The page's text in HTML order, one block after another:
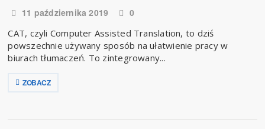
11 października 2019
0
CAT, czyli Computer Assisted Translation, to dziś
powszechnie używany sposób na ułatwienie pracy w
biurach tłumaczeń. To zintegrowany...
ZOBACZ